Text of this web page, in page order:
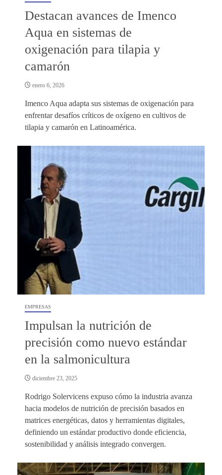
Destacan avances de Imenco
Aqua en sistemas de
oxigenación para tilapia y
camarón
enero 6, 2026
Imenco Aqua adapta sus sistemas de oxigenación para
enfrentar desafíos críticos de oxígeno en cultivos de
tilapia y camarón en Latinoamérica.
EMPRESAS
Impulsan la nutrición de
precisión como nuevo estándar
en la salmonicultura
diciembre 23, 2025
Rodrigo Solervicens expuso cómo la industria avanza
hacia modelos de nutrición de precisión basados en
matrices energéticas, datos y herramientas digitales,
definiendo un estándar productivo donde eficiencia,
sostenibilidad y análisis integrado convergen.